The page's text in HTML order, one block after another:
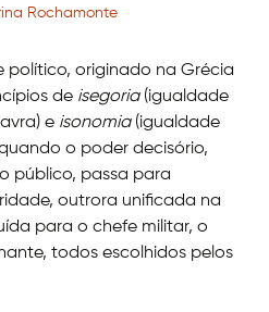
Rochamonte
político, originado na Grécia
de isegoria (igualdade
e isonomia (igualdade
o poder decisório,
público, passa para
outrora unificada na
para o chefe militar, o
todos escolhidos pelos